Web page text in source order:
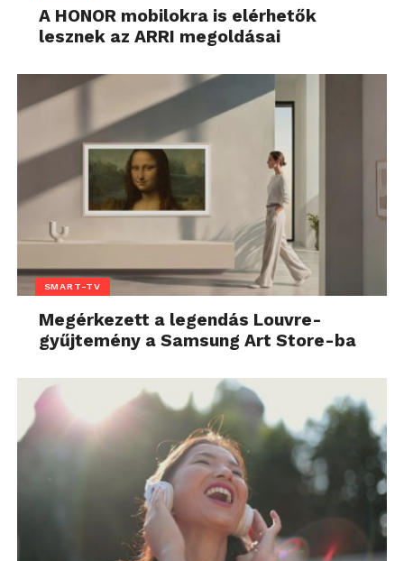
A HONOR mobilokra is elérhetők
lesznek az ARRI megoldásai
SMART-TV
Megérkezett a legendás Louvre-
gyűjtemény a Samsung Art Store-ba